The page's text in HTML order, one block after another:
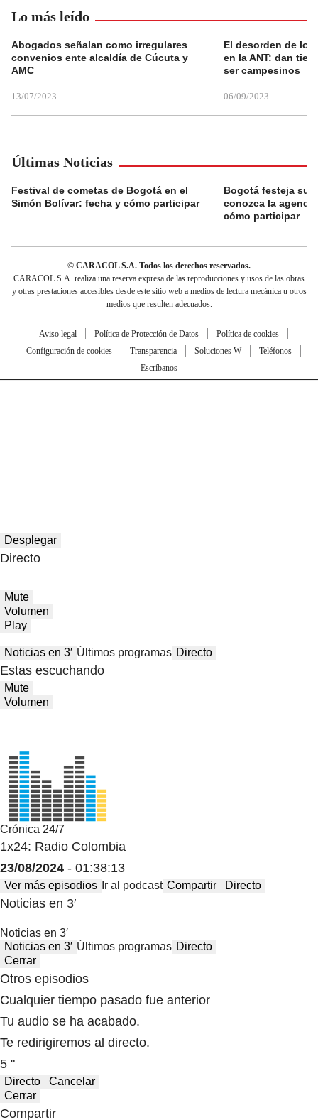
Lo más leído
Abogados señalan como irregulares
convenios ente alcaldía de Cúcuta y
AMC
13/07/2023
El desorden de
en la ANT: dan
ser campesinos
06/09/2023
Últimas Noticias
Festival de cometas de Bogotá en el
Simón Bolívar: fecha y cómo participar
Bogotá festeja su
conozca la
cómo participar
© CARACOL S.A. Todos los derechos reservados.
CARACOL S.A. realiza una reserva expresa de las reproducciones y usos de las obras
y otras prestaciones accesibles desde este sitio web a medios de lectura mecánica u otros
medios que resulten adecuados.
Aviso legal Política de Protección de Datos
Política de cookies
Configuración de cookies
Transparencia Soluciones W
Teléfonos
Escríbanos
Desplegar
Directo
Mute
Volumen
Play
Noticias en 3′ Últimos programas Directo
Estas escuchando
Mute
Volumen
Crónica 24/7
1x24: Radio Colombia
23/08/2024 - 01:38:13
Ver más episodios Ir al podcast Compartir Directo
Noticias en 3′
Noticias en 3′
Noticias en 3′ Últimos programas Directo
Cerrar
Otros episodios
Cualquier tiempo pasado fue anterior
Tu audio se ha acabado.
Te redirigiremos al directo.
5 "
Directo
Cancelar
Cerrar
Compartir